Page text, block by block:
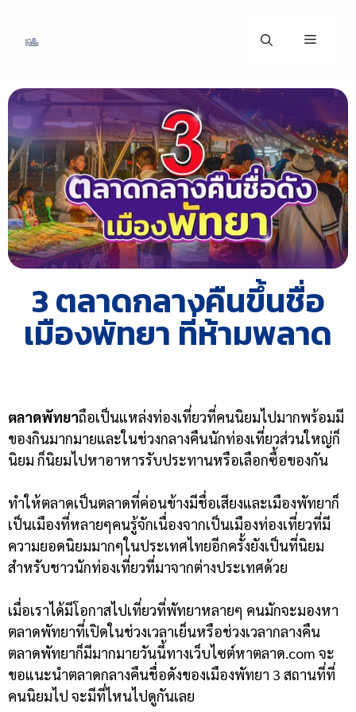
3 ตลาดกลางคืนขึ้นชื่อ
เมืองพัทยา ที่ห้ามพลาด
ตลาดพัทยาถือเป็นแหล่งท่องเที่ยวที่คนนิยมไปมากพร้อมมี
ของกินมากมายและในช่วงกลางคืนนักท่องเที่ยวส่วนใหญ่ก็
นิยม ก็นิยมไปหาอาหารรับประทานหรือเลือกซื้อของกัน
ทำให้ตลาดเป็นตลาดที่ค่อนข้างมีชื่อเสียงและเมืองพัทยาก็
เป็นเมืองที่หลายๆคนรู้จักเนื่องจากเป็นเมืองท่องเที่ยวที่มี
ความยอดนิยมมากๆในประเทศไทยอีกครั้งยังเป็นที่นิยม
สำหรับชาวนักท่องเที่ยวที่มาจากต่างประเทศด้วย
เมื่อเราได้มีโอกาสไปเที่ยวที่พัทยาหลายๆ คนมักจะมองหา
ตลาดพัทยาที่เปิดในช่วงเวลาเย็นหรือช่วงเวลากลางคืน
ตลาดพัทยาก็มีมากมายวันนี้ทางเว็บไซต์หาตลาด.com จะ
ขอแนะนำตลาดกลางคืนชื่อดังของเมืองพัทยา 3 สถานที่ที่
คนนิยมไป จะมีที่ไหนไปดูกันเลย